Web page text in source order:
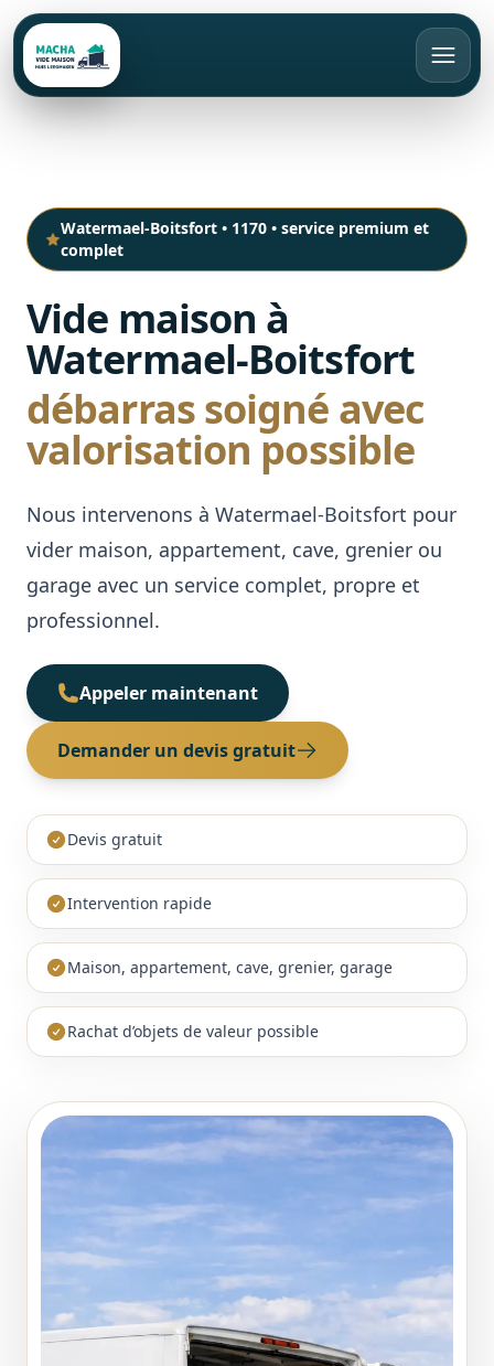
Accueil
Vide maison
Bruxelles
Brabant Wallon
Débarras
Appartement
Cave / Grenier / Garage
Rachat d’objets
Avis clients
Watermael-Boitsfort • 1170 •service premium et
complet
Vide maison à
Watermael-Boitsfort
débarras soigné avec
valorisation possible
Nous intervenons à Watermael-Boitsfort pour
vider maison, appartement, cave, grenier ou
garage avec un service complet, propre et
professionnel.
Appeler maintenant
Demander un devis gratuit
Devis gratuit
Intervention rapide
Maison, appartement, cave, grenier, garage
Rachat d’objets de valeur possible